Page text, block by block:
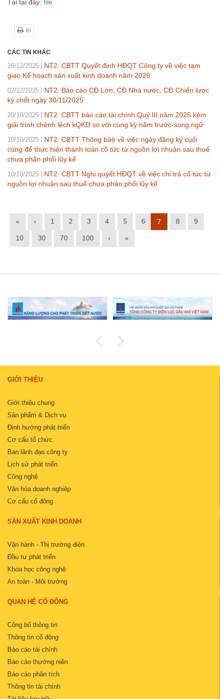
Tải tại đây: file
In
CÁC TIN KHÁC
26/12/2025
NT2: CBTT Quyết định HĐQT Công ty về việc tạm
giao Kế hoạch sản xuất kinh doanh năm 2026
02/12/2025
NT2: Báo cáo CĐ Lớn, CĐ Nhà nước, CĐ Chiến lược
kỳ chốt ngày 30/11/2025
20/10/2025
NT2: CBTT báo cáo tài chính Quý III năm 2025 kèm
giải trình chênh lệch kQKD so với cùng kỳ năm trước-song ngữ
10/10/2025
NT2: CBTT Thông báo về việc ngày đăng ký cuối
cùng để thực hiện thanh toán cổ tức từ nguồn lợi nhuận sau thuế
chưa phân phối lũy kế
10/10/2025
NT2: CBTT Nghị quyết HĐQT về việc chi trả cổ tức từ
nguồn lợi nhuận sau thuế chưa phân phối lũy kế
« ‹ 1 2 3 4 5 6 7 8 9
10 30 70 100 › »
GIỚI THIỆU
Giới thiệu chung
Sản phẩm & Dịch vụ
Định hướng phát triển
Cơ cấu tổ chức
Ban lãnh đạo công ty
Lịch sử phát triển
Công nghệ
Văn hóa doanh nghiệp
Cơ cấu cổ đông
SẢN XUẤT KINH DOANH
Vận hành - Thị trường điện
Đầu tư phát triển
Khoa học công nghệ
An toàn - Môi trường
QUAN HỆ CỔ ĐÔNG
Công bố thông tin
Thông tin cổ đông
Báo cáo tài chính
Báo cáo thường niên
Báo cáo phân tích
Thông tin tài chính